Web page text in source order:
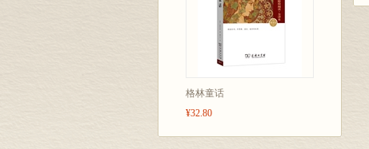
格林童话
¥32.80